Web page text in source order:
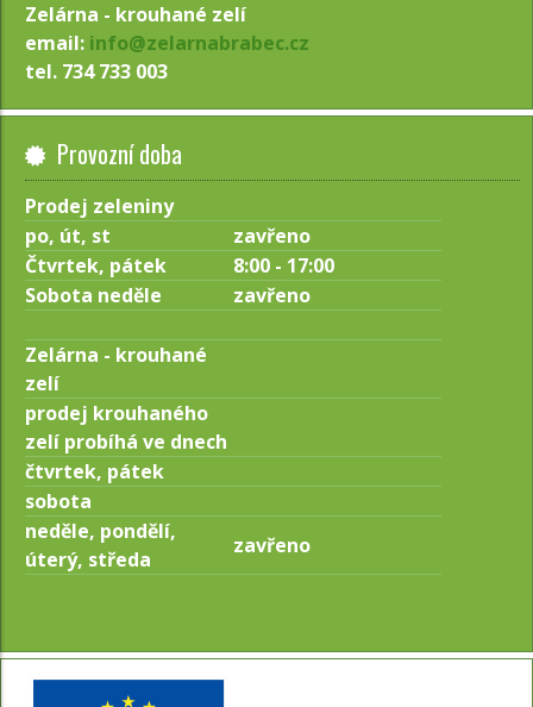
Zelárna - krouhané zelí
email: info@zelarnabrabec.cz
tel. 734 733 003
Provozní doba
Prodej zeleniny
po, út, st
zavřeno
Čtvrtek, pátek
8:00 - 17:00
Sobota neděle
zavřeno
Zelárna - krouhané
zelí
prodej krouhaného
zelí probíhá ve dnech
čtvrtek, pátek
sobota
neděle, pondělí,
úterý, středa
zavřeno